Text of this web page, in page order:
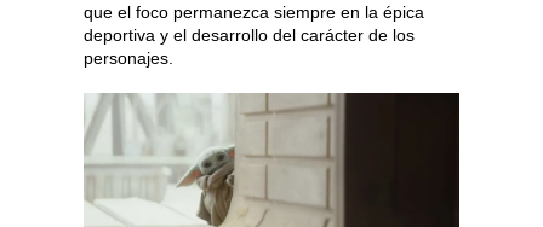
que el foco permanezca siempre en la épica
deportiva y el desarrollo del carácter de los
personajes.